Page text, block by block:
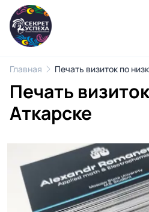
Главная Печать визиток по
Печать
Аткарске